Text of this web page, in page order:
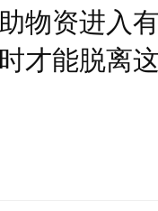
物资进入
才能脱离